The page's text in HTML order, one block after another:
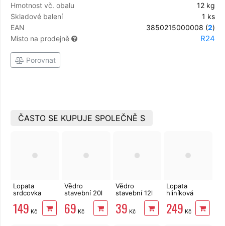
Hmotnost vč. obalu
12 kg
Skladové balení
1 ks
EAN
3850215000008 (2)
Místo na prodejně
R24
Porovnat
ČASTO SE KUPUJE SPOLEČNĚ S
Lopata
srdcovka
ocelová s
násadou, ČR
149 Kč
Vědro
stavební 20l
zesílené s
vodoznakem
69 Kč
Vědro
stavební 12l
zesílené s
vodoznakem
39 Kč
Lopata
hliníková
násadou, ČR
249 Kč